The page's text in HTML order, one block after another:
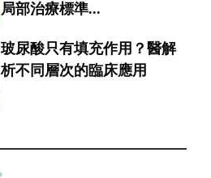
局部治療標準...
玻尿酸只有填充作用？醫解
析不同層次的臨床應用